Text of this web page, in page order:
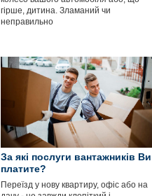
гірше, дитина. Зламаний чи
неправильно
За які послуги вантажників Ви
платите?
Переїзд у нову квартиру, офіс або на